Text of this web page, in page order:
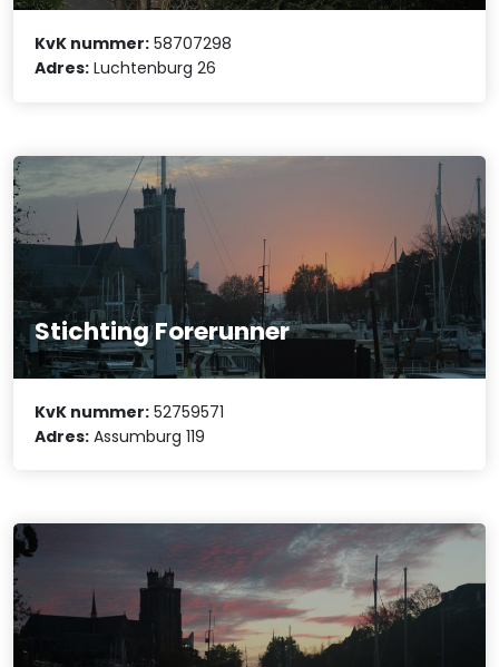
KvK nummer: 58707298
Adres: Luchtenburg 26
Stichting Forerunner
KvK nummer: 52759571
Adres: Assumburg 119